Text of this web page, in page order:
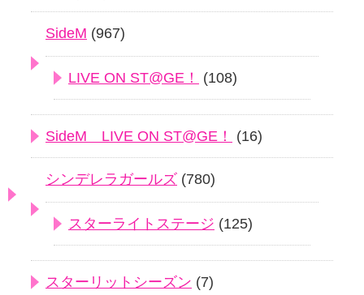
SideM (967)
LIVE ON ST@GE！ (108)
SideM LIVE ON ST@GE！ (16)
シンデレラガールズ (780)
スターライトステージ (125)
スターリットシーズン (7)